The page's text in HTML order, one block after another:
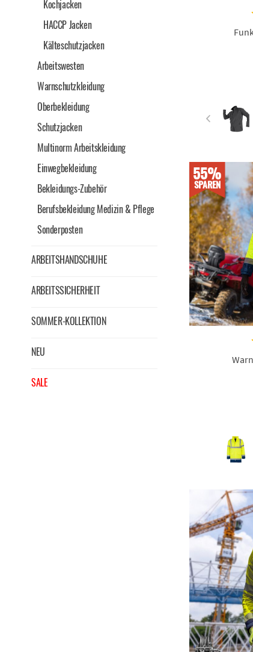
Kochjacken
HACCP Jacken
Kälteschutzjacken
Arbeitswesten
Warnschutzkleidung
Oberbekleidung
Schutzjacken
Multinorm Arbeitskleidung
Einwegbekleidung
Bekleidungs-Zubehör
Berufsbekleidung Medizin & Pflege
Sonderposten
ARBEITSHANDSCHUHE
ARBEITSSICHERHEIT
SOMMER-KOLLEKTION
NEU
SALE
55%
SPAREN